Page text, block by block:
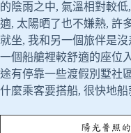
的陰雨之中, 氣溫相對較
適, 太陽晒了也不嫌熱, 許
就坐, 我和另一個旅伴是
一個船艙裡較舒適的座位
途有停靠一些渡假別墅社
什麼乘客要搭船, 很快地船